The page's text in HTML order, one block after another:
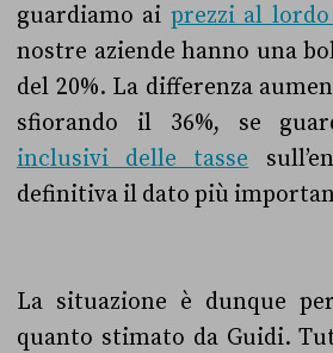
guardiamo ai prezzi al
nostre aziende hanno una
del 20%. La differenza
sfiorando il 36%, se
inclusivi delle tasse
definitiva il dato più
La situazione è dunque
quanto stimato da Guidi.